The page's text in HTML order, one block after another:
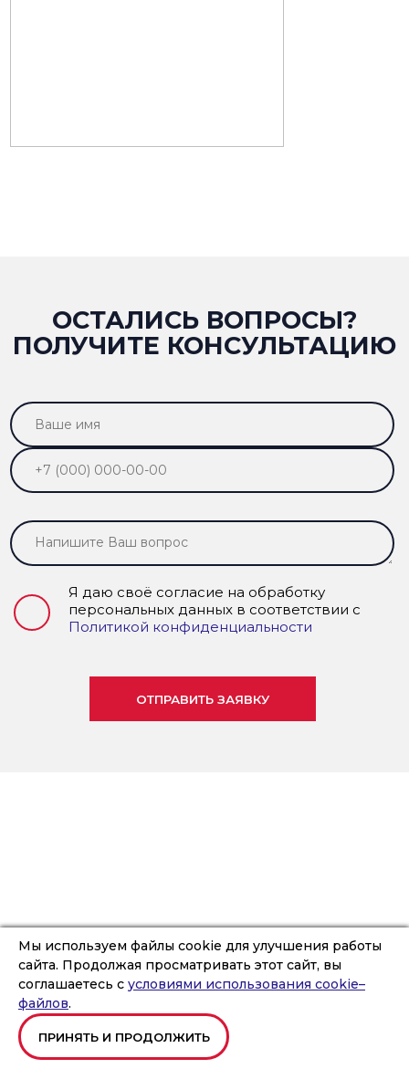
ОСТАЛИСЬ ВОПРОСЫ?
ПОЛУЧИТЕ КОНСУЛЬТАЦИЮ
Я даю своё согласие на обработку
персональных данных в соответствии с
Политикой конфиденциальности
Мы используем файлы cookie для улучшения работы
сайта. Продолжая просматривать этот сайт, вы
соглашаетесь с условиями использования cookie–
файлов.
ПРИНЯТЬ И ПРОДОЛЖИТЬ